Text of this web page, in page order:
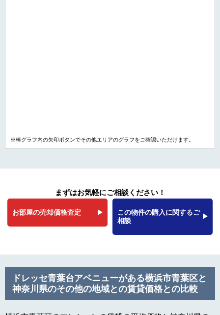
※棒グラフ内の矢印ボタンでその他エリアのグラフをご確認いただけます。
まずはお気軽にご相談ください！
お部屋の売却価格査定
この物件の購入に関するご
相談
ドレッセ青葉台アベニューがある横浜市青葉区と
神奈川県のその他の地域との賃貸価格との比較